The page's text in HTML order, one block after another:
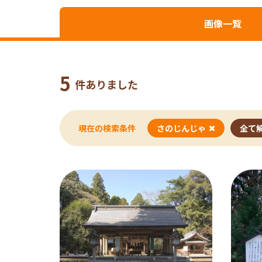
画像一覧
5 件ありました
現在の検索条件 さのじんじゃ 全て